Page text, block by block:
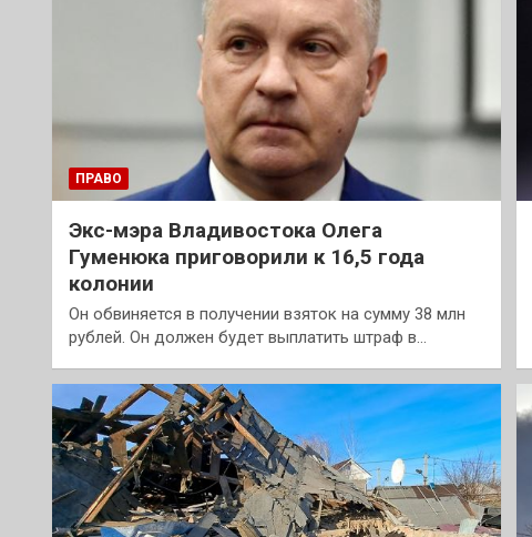
ПРАВО
Экс-мэра Владивостока Олега
Гуменюка приговорили к 16,5 года
колонии
Он обвиняется в получении взяток на сумму 38 млн
рублей. Он должен будет выплатить штраф в…